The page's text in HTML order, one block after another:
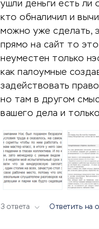
ушли деньги есть ли
кто обналичил и
можно уже сделать,
прямо на сайт то
неуместен только
как палоумные
задействовать
но там в другом
вашего дела и
3 ответа Ответить на